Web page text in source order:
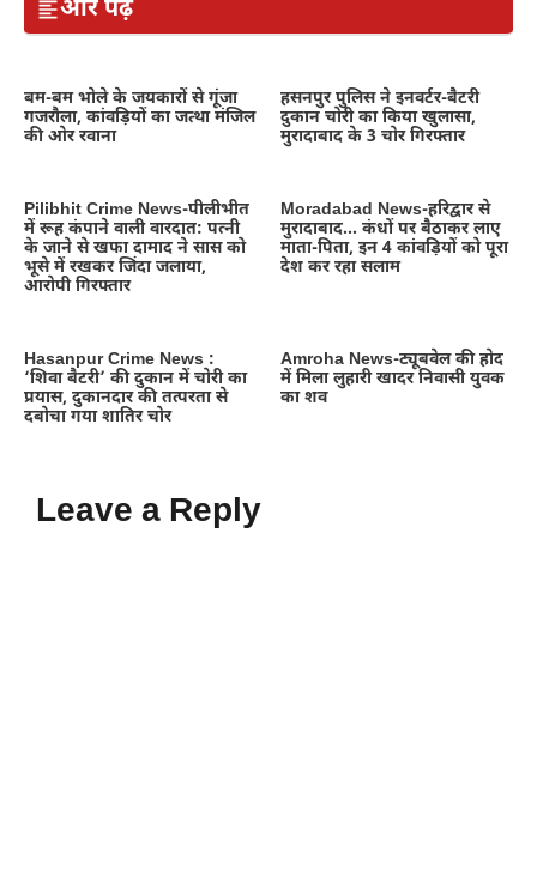
और पढ़ें
बम-बम भोले के जयकारों से गूंजा
गजरौला, कांवड़ियों का जत्था मंजिल
की ओर रवाना
हसनपुर पुलिस ने इनवर्टर-बैटरी
दुकान चोरी का किया खुलासा,
मुरादाबाद के 3 चोर गिरफ्तार
Pilibhit Crime News-पीलीभीत
में रूह कंपाने वाली वारदात: पत्नी
के जाने से खफा दामाद ने सास को
भूसे में रखकर जिंदा जलाया,
आरोपी गिरफ्तार
Moradabad News-हरिद्वार से
मुरादाबाद… कंधों पर बैठाकर लाए
माता-पिता, इन 4 कांवड़ियों को पूरा
देश कर रहा सलाम
Hasanpur Crime News :
‘शिवा बैटरी’ की दुकान में चोरी का
प्रयास, दुकानदार की तत्परता से
दबोचा गया शातिर चोर
Amroha News-ट्यूबवेल की होद
में मिला लुहारी खादर निवासी युवक
का शव
Leave a Reply